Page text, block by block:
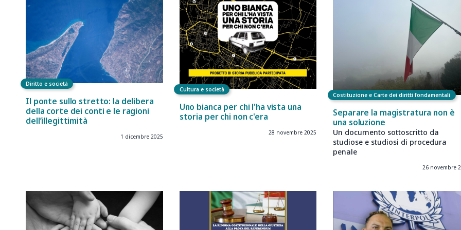
Diritto e società
Il ponte sullo stretto: la delibera
della corte dei conti e le ragioni
dell’illegittimità
1 dicembre 2025
Cultura e società
Uno bianca per chi l'ha vista una
storia per chi non c'era
28 novembre 2025
Costituzione e Carte dei diritti fondamentali
Separare la magistratura non è
una soluzione
Un documento sottoscritto da
studiose e studiosi di procedura
penale
26 novembre